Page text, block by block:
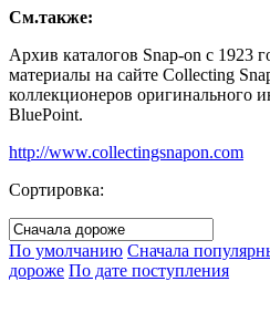
См.также:
Архив каталогов Snap-on с 1923
материалы на сайте Collecting
коллекционеров оригинального
BluePoint.
http://www.collectingsnapon.com
Сортировка:
По умолчанию Сначала
дороже По дате поступления